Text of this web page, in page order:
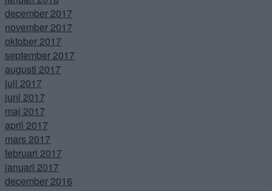
december 2017
november 2017
oktober 2017
september 2017
augusti 2017
juli 2017
juni 2017
maj 2017
april 2017
mars 2017
februari 2017
januari 2017
december 2016